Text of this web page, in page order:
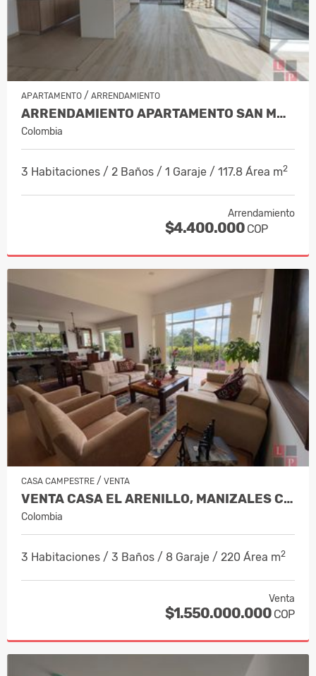
APARTAMENTO / ARRENDAMIENTO
ARRENDAMIENTO APARTAMENTO SAN MARC…
Colombia
3 Habitaciones / 2 Baños / 1 Garaje / 117.8 Área m2
Arrendamiento
$4.400.000 COP
CASA CAMPESTRE / VENTA
VENTA CASA EL ARENILLO, MANIZALES CO…
Colombia
3 Habitaciones / 3 Baños / 8 Garaje / 220 Área m2
Venta
$1.550.000.000 COP